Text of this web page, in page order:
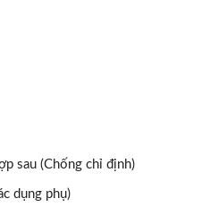
sau (Chống chỉ định)
dụng phụ)